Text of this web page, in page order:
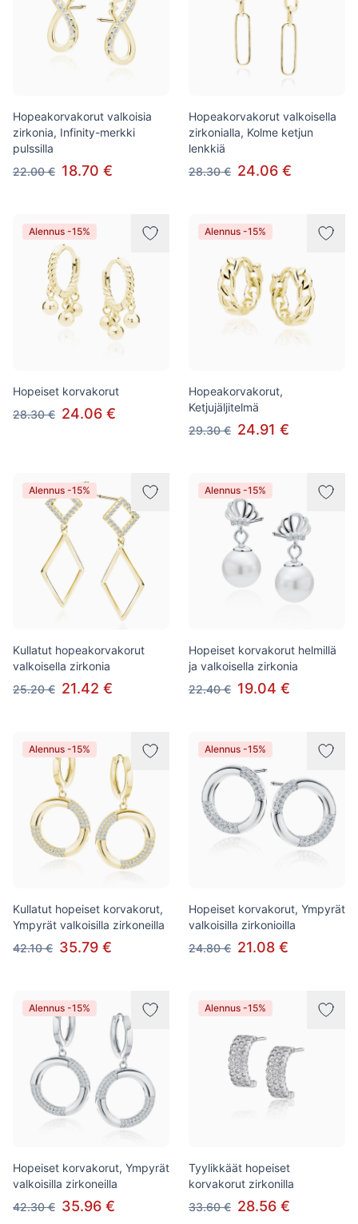
Hopeakorvakorut valkoisia
zirkonia, Infinity-merkki
pulssilla
22.00 € 18.70 €
Hopeakorvakorut valkoisella
zirkonialla, Kolme ketjun
lenkkiä
28.30 € 24.06 €
Alennus -15%
Hopeiset korvakorut
28.30 € 24.06 €
Alennus -15%
Hopeakorvakorut,
Ketjujäljitelmä
29.30 € 24.91 €
Alennus -15%
Kullatut hopeakorvakorut
valkoisella zirkonia
25.20 € 21.42 €
Alennus -15%
Hopeiset korvakorut helmillä
ja valkoisella zirkonia
22.40 € 19.04 €
Alennus -15%
Kullatut hopeiset korvakorut,
Ympyrät valkoisilla zirkoneilla
42.10 € 35.79 €
Alennus -15%
Hopeiset korvakorut, Ympyrät
valkoisilla zirkonioilla
24.80 € 21.08 €
Alennus -15%
Hopeiset korvakorut, Ympyrät
valkoisilla zirkoneilla
42.30 € 35.96 €
Alennus -15%
Tyylikkäät hopeiset
korvakorut zirkonilla
33.60 € 28.56 €